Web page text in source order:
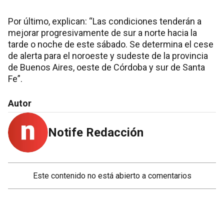
Por último, explican: “Las condiciones tenderán a
mejorar progresivamente de sur a norte hacia la
tarde o noche de este sábado. Se determina el cese
de alerta para el noroeste y sudeste de la provincia
de Buenos Aires, oeste de Córdoba y sur de Santa
Fe”.
Autor
Notife Redacción
Este contenido no está abierto a comentarios